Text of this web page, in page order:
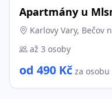
Apartmány u
Karlovy Vary, Bečov
až 3 osoby
od 490 Kč za osobu